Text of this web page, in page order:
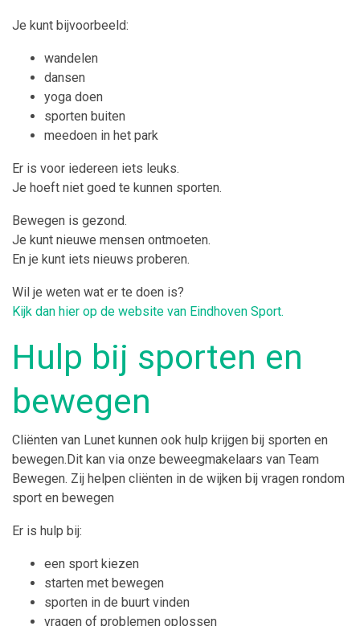
Je kunt bijvoorbeeld:
wandelen
dansen
yoga doen
sporten buiten
meedoen in het park
Er is voor iedereen iets leuks.
Je hoeft niet goed te kunnen sporten.
Bewegen is gezond.
Je kunt nieuwe mensen ontmoeten.
En je kunt iets nieuws proberen.
Wil je weten wat er te doen is?
Kijk dan hier op de website van Eindhoven Sport.
Hulp bij sporten en
bewegen
Cliënten van Lunet kunnen ook hulp krijgen bij sporten en
bewegen.Dit kan via onze beweegmakelaars van Team
Bewegen. Zij helpen cliënten in de wijken bij vragen rondom
sport en bewegen
Er is hulp bij:
een sport kiezen
starten met bewegen
sporten in de buurt vinden
vragen of problemen oplossen